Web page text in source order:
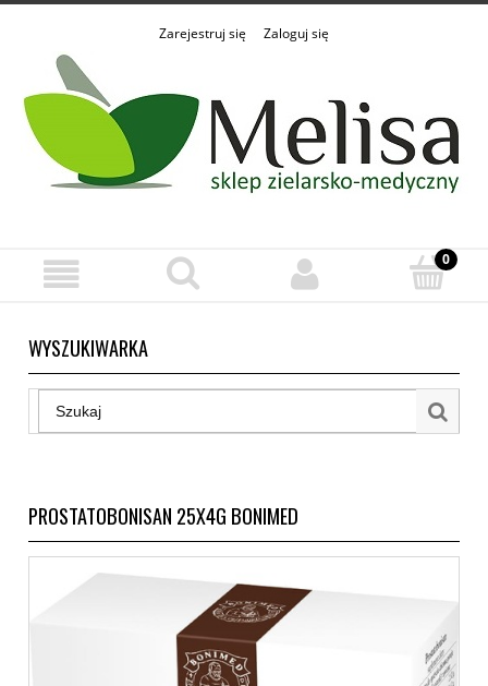
Zarejestruj się Zaloguj się
WYSZUKIWARKA
PROSTATOBONISAN 25X4G BONIMED